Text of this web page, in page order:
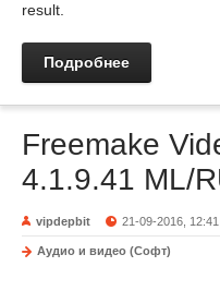
result.
Подробнее
Freemake
4.1.9.41 ML/
vipdepbit 21-09-2016, 12:41
Аудио и видео (Софт)